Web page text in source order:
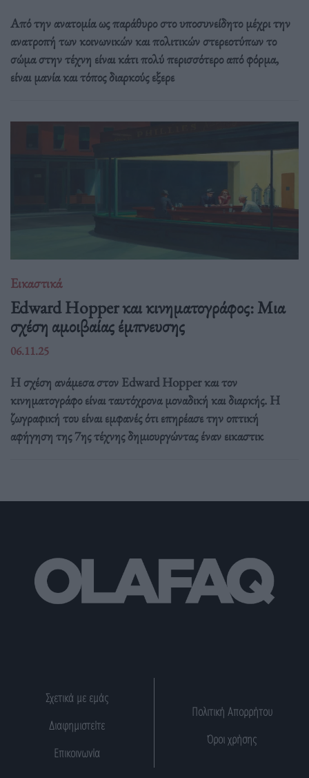
Από την ανατομία ως παράθυρο στο υποσυνείδητο μέχρι την
ανατροπή των κοινωνικών και πολιτικών στερεοτύπων το
σώμα στην τέχνη είναι κάτι πολύ περισσότερο από φόρμα,
είναι μανία και τόπος διαρκούς εξερε
Εικαστικά
Edward Hopper και κινηματογράφος: Μια
σχέση αμοιβαίας έμπνευσης
06.11.25
Η σχέση ανάμεσα στον Edward Hopper και τον
κινηματογράφο είναι ταυτόχρονα μοναδική και διαρκής. Η
ζωγραφική του είναι εμφανές ότι επηρέασε την οπτική
αφήγηση της 7ης τέχνης δημιουργώντας έναν εικαστικ
Σχετικά με εμάς
Διαφημιστείτε
Επικοινωνία
Πολιτική Απορρήτου
Όροι χρήσης